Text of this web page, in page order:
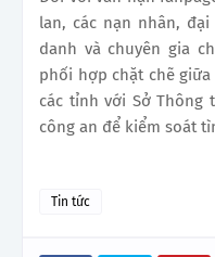
lan, các nạn nhân,
danh và chuyên gia
phối hợp chặt chẽ giữa
các tỉnh với Sở Thông
công an để kiểm soát
Tin tức